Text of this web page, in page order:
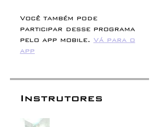
Você também pode
participar desse programa
pelo app mobile. Vá para o
app
Instrutores